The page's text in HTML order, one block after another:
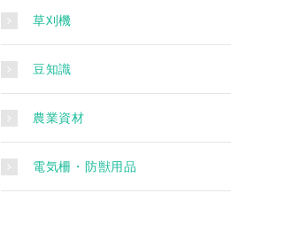
草刈機
豆知識
農業資材
電気柵・防獣用品